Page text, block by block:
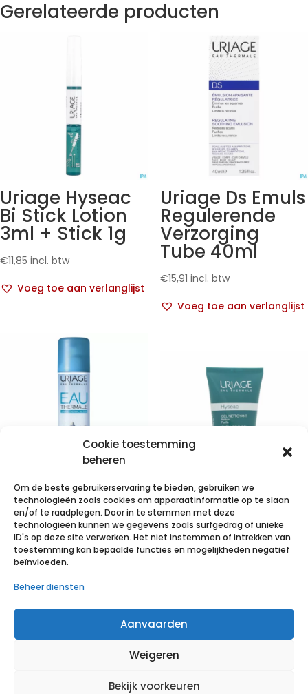
Cookie toestemming
beheren
Om de beste gebruikerservaring te bieden, gebruiken we
technologieën zoals cookies om apparaatinformatie op te slaan
en/of te raadplegen. Door in te stemmen met deze
technologieën kunnen we gegevens zoals surfgedrag of unieke
ID's op deze site verwerken. Het niet instemmen of intrekken van
toestemming kan bepaalde functies en mogelijkheden negatief
beïnvloeden.
Beheer diensten
Aanvaarden
Weigeren
Bekijk voorkeuren
Gerelateerde producten
Uriage Hyseac
Bi Stick Lotion
3ml + Stick 1g
€11,85 incl. btw
Voeg toe aan verlanglijst
Uriage Ds Emuls
Regulerende
Verzorging
Tube 40ml
€15,91 incl. btw
Voeg toe aan verlanglijst
Uriage Eau
Thermale Spray
300ml
9,84 incl. btw
Voeg toe aan verlanglijst
Uriage Hyseac
Zachte
Reinigingsgel
Voeg toe aan verlanglijst
S.D.
besteldeBD
0,9% NaCI -